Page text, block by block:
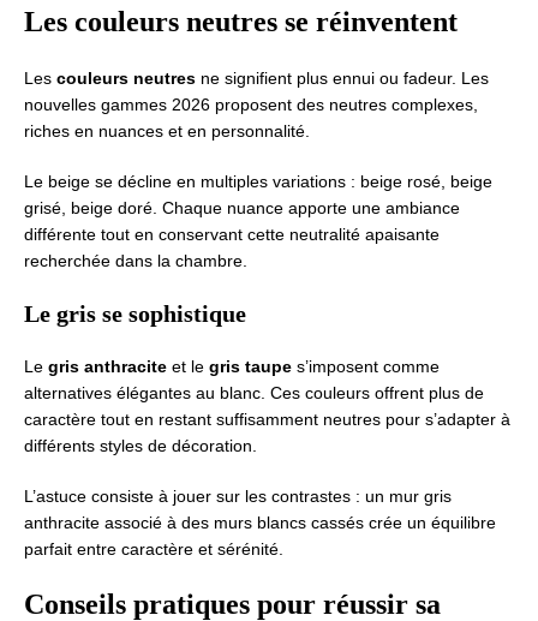
Les couleurs neutres se réinventent
Les couleurs neutres ne signifient plus ennui ou fadeur. Les
nouvelles gammes 2026 proposent des neutres complexes,
riches en nuances et en personnalité.
Le beige se décline en multiples variations : beige rosé, beige
grisé, beige doré. Chaque nuance apporte une ambiance
différente tout en conservant cette neutralité apaisante
recherchée dans la chambre.
Le gris se sophistique
Le gris anthracite et le gris taupe s’imposent comme
alternatives élégantes au blanc. Ces couleurs offrent plus de
caractère tout en restant suffisamment neutres pour s’adapter à
différents styles de décoration.
L’astuce consiste à jouer sur les contrastes : un mur gris
anthracite associé à des murs blancs cassés crée un équilibre
parfait entre caractère et sérénité.
Conseils pratiques pour réussir sa